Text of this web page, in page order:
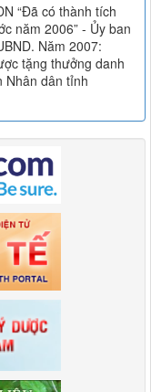
“Đã có thành tích
năm 2006” - Ủy ban
Năm 2007:
tặng thưởng danh
Nhân dân tỉnh